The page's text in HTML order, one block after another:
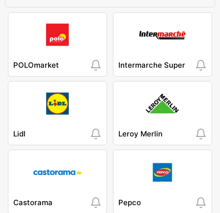
POLOmarket Intermarche Super
Lidl Leroy Merlin
Castorama Pepco